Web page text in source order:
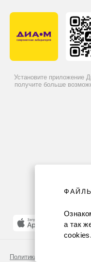
Установите приложение
получите больше
Политика
ФАЙЛЫ
а так
cookies.